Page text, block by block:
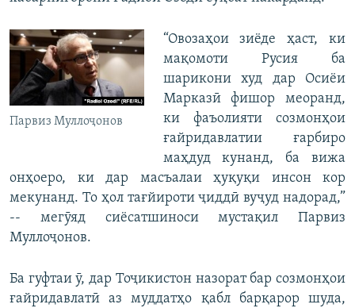
Парвиз Муллоҷонов
“Овозаҳои зиёде ҳаст, ки
мақомоти Русия ба
шарикони худ дар Осиёи
Марказӣ фишор меоранд,
ки фаъолияти созмонҳои
ғайридавлатии ғарбиро
маҳдуд кунанд, ба вижа
онҳоеро, ки дар масъалаи ҳуқуқи инсон кор
мекунанд. То ҳол тағйироти ҷиддӣ вуҷуд надорад,”
-- мегӯяд сиёсатшиноси мустақил Парвиз
Муллоҷонов.
Ба гуфтаи ӯ, дар Тоҷикистон назорат бар созмонҳои
ғайридавлатӣ аз муддатҳо қабл барқарор шуда,